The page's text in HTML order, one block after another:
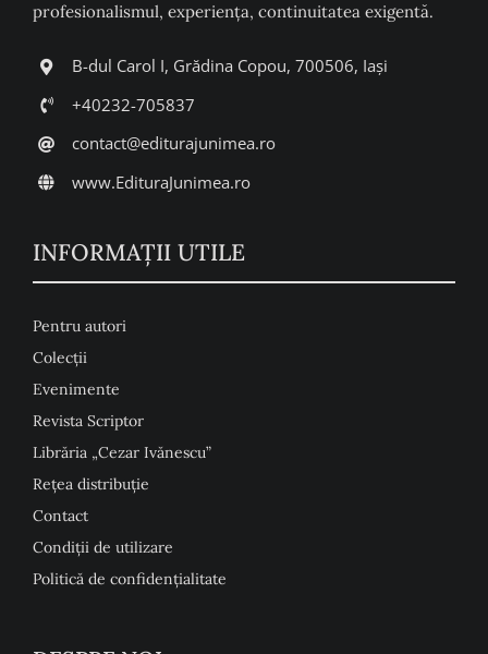
profesionalismul, experiența, continuitatea exigentă.
B-dul Carol I, Grădina Copou, 700506, Iași
+40232-705837
contact@editurajunimea.ro
www.EdituraJunimea.ro
INFORMAŢII UTILE
Pentru autori
Colecţii
Evenimente
Revista Scriptor
Librăria „Cezar Ivănescu”
Rețea distribuție
Contact
Condiţii de utilizare
Politică de confidențialitate